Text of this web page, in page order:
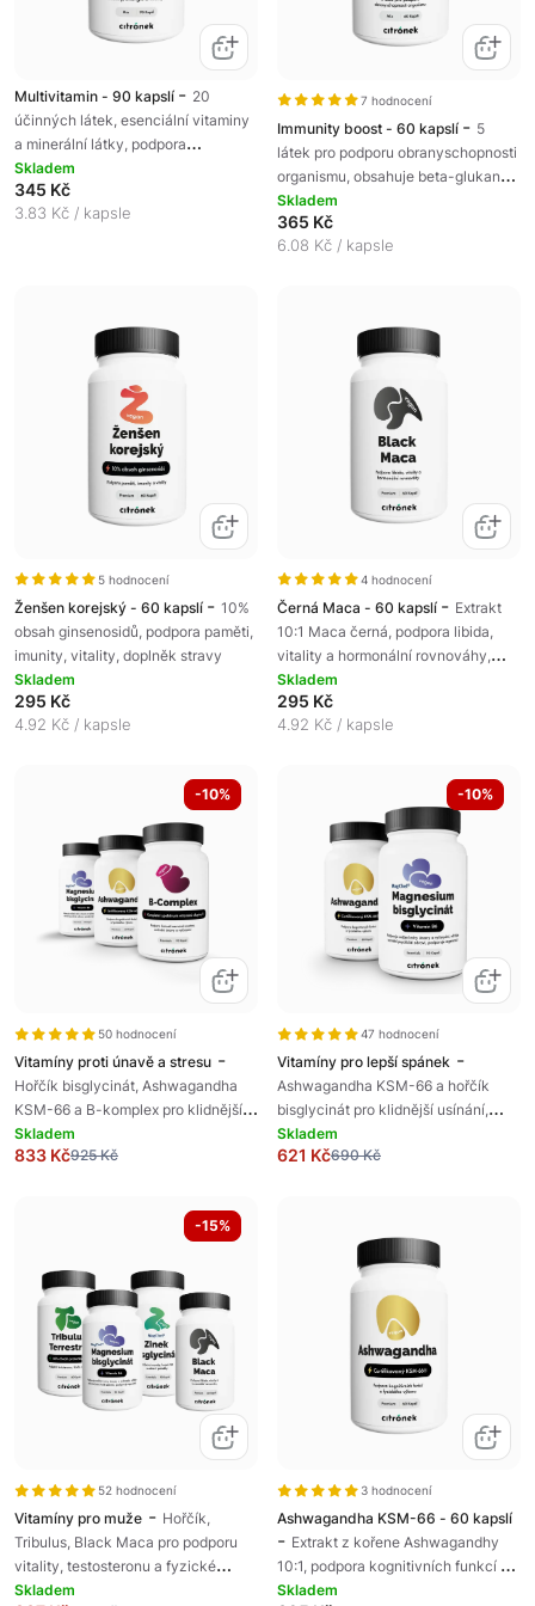
Multivitamin - 90 kapslí - 20
účinných látek, esenciální vitaminy
a minerální látky, podpora
celkového zdraví, doplněk stravy
Skladem
345 Kč
3.83 Kč / kapsle
7 hodnocení
Immunity boost - 60 kapslí - 5
látek pro podporu obranyschopnosti
organismu, obsahuje beta-glukany z
hlívy ústřičné, doplněk stravy
Skladem
365 Kč
6.08 Kč / kapsle
5 hodnocení
Ženšen korejský - 60 kapslí - 10%
obsah ginsenosidů, podpora paměti,
imunity, vitality, doplněk stravy
Skladem
295 Kč
4.92 Kč / kapsle
4 hodnocení
Černá Maca - 60 kapslí - Extrakt
10:1 Maca černá, podpora libida,
vitality a hormonální rovnováhy,
doplněk stravy
Skladem
295 Kč
4.92 Kč / kapsle
-10%
50 hodnocení
Vitamíny proti únavě a stresu -
Hořčík bisglycinát, Ashwagandha
KSM-66 a B-komplex pro klidnější
mysl, více energie a lepší zvládání
napětí
Skladem
833 Kč925 Kč
-10%
47 hodnocení
Vitamíny pro lepší spánek -
Ashwagandha KSM-66 a hořčík
bisglycinát pro klidnější usínání,
kvalitní odpočinek a regeneraci přes
noc
Skladem
621 Kč690 Kč
-15%
52 hodnocení
Vitamíny pro muže - Hořčík,
Tribulus, Black Maca pro podporu
vitality, testosteronu a fyzické
kondice
Skladem
3 hodnocení
Ashwagandha KSM-66 - 60 kapslí
- Extrakt z kořene Ashwagandhy
10:1, podpora kognitivních funkcí a
fyzického výkonu, doplněk stravy
Skladem